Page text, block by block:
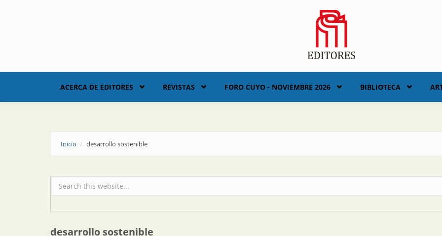
ACERCA DE EDITORES REVISTAS FORO CUYO - NOVIEMBRE 2026 BIBLIOTECA
Inicio desarrollo sostenible
Formulario de búsqueda
desarrollo sostenible